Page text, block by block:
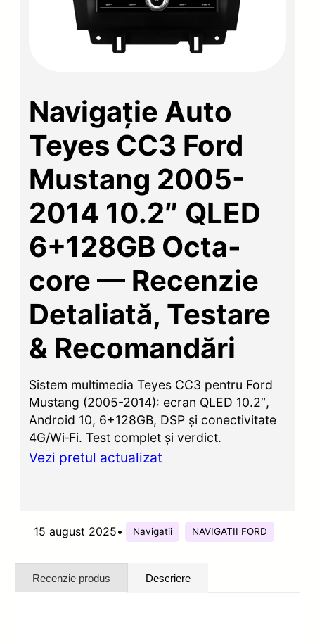
Navigație Auto
Teyes CC3 Ford
Mustang 2005-
2014 10.2″ QLED
6+128GB Octa-
core — Recenzie
Detaliată, Testare
& Recomandări
Sistem multimedia Teyes CC3 pentru Ford
Mustang (2005-2014): ecran QLED 10.2″,
Android 10, 6+128GB, DSP și conectivitate
4G/Wi‑Fi. Test complet și verdict.
Vezi pretul actualizat
15 august 2025• Navigatii NAVIGATII FORD
Recenzie produs Descriere